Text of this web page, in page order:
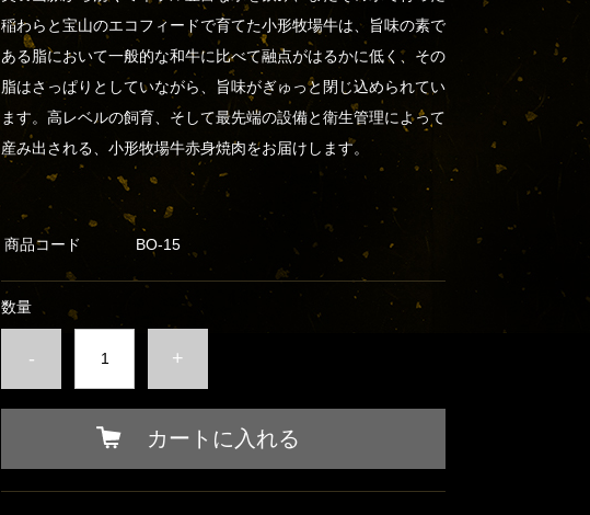
稲わらと宝山のエコフィードで育てた小形牧場牛は、旨味の素で
ある脂において一般的な和牛に比べて融点がはるかに低く、その
脂はさっぱりとしていながら、旨味がぎゅっと閉じ込められてい
ます。高レベルの飼育、そして最先端の設備と衛生管理によって
産み出される、小形牧場牛赤身焼肉をお届けします。
商品コード BO-15
数量
- +
カートに入れる